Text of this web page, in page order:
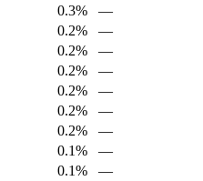
0.3%
—
0.2%
—
0.2%
—
0.2%
—
0.2%
—
0.2%
—
0.2%
—
0.1%
—
0.1%
—